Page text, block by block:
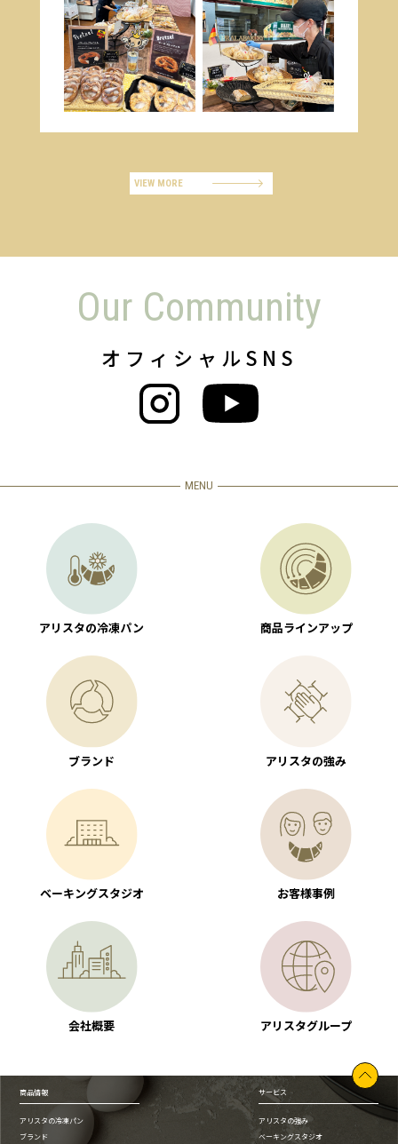
VIEW MORE
Our Community
オフィシャルSNS
MENU
アリスタの冷凍パン 商品ラインアップ
ブランド アリスタの強み
ベーキングスタジオ お客様事例
会社概要 アリスタグループ
商品情報
アリスタの冷凍パン
ブランド
サービス
アリスタの強み
ベーキングスタジオ